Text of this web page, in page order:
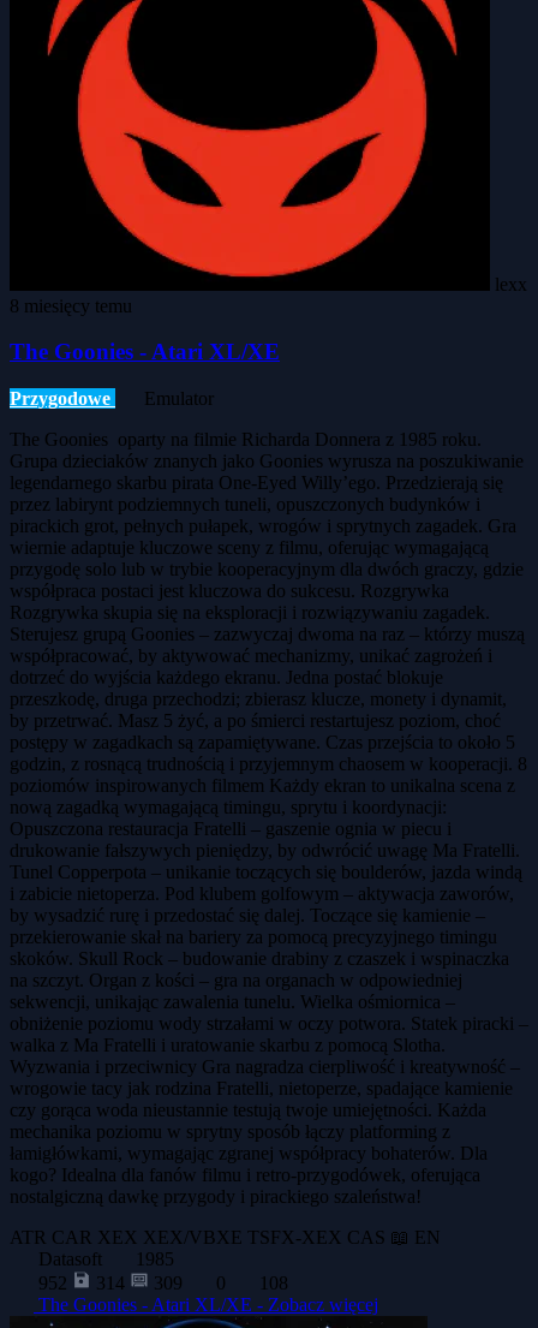
lexx
8 miesięcy temu
The Goonies - Atari XL/XE
Przygodowe
Emulator
The Goonies oparty na filmie Richarda Donnera z 1985 roku.
Grupa dzieciaków znanych jako Goonies wyrusza na poszukiwanie
legendarnego skarbu pirata One-Eyed Willy’ego. Przedzierają się
przez labirynt podziemnych tuneli, opuszczonych budynków i
pirackich grot, pełnych pułapek, wrogów i sprytnych zagadek. Gra
wiernie adaptuje kluczowe sceny z filmu, oferując wymagającą
przygodę solo lub w trybie kooperacyjnym dla dwóch graczy, gdzie
współpraca postaci jest kluczowa do sukcesu. Rozgrywka
Rozgrywka skupia się na eksploracji i rozwiązywaniu zagadek.
Sterujesz grupą Goonies – zazwyczaj dwoma na raz – którzy muszą
współpracować, by aktywować mechanizmy, unikać zagrożeń i
dotrzeć do wyjścia każdego ekranu. Jedna postać blokuje
przeszkodę, druga przechodzi; zbierasz klucze, monety i dynamit,
by przetrwać. Masz 5 żyć, a po śmierci restartujesz poziom, choć
postępy w zagadkach są zapamiętywane. Czas przejścia to około 5
godzin, z rosnącą trudnością i przyjemnym chaosem w kooperacji. 8
poziomów inspirowanych filmem Każdy ekran to unikalna scena z
nową zagadką wymagającą timingu, sprytu i koordynacji:
Opuszczona restauracja Fratelli – gaszenie ognia w piecu i
drukowanie fałszywych pieniędzy, by odwrócić uwagę Ma Fratelli.
Tunel Copperpota – unikanie toczących się boulderów, jazda windą
i zabicie nietoperza. Pod klubem golfowym – aktywacja zaworów,
by wysadzić rurę i przedostać się dalej. Toczące się kamienie –
przekierowanie skał na bariery za pomocą precyzyjnego timingu
skoków. Skull Rock – budowanie drabiny z czaszek i wspinaczka
na szczyt. Organ z kości – gra na organach w odpowiedniej
sekwencji, unikając zawalenia tunelu. Wielka ośmiornica –
obniżenie poziomu wody strzałami w oczy potwora. Statek piracki –
walka z Ma Fratelli i uratowanie skarbu z pomocą Slotha.
Wyzwania i przeciwnicy Gra nagradza cierpliwość i kreatywność –
wrogowie tacy jak rodzina Fratelli, nietoperze, spadające kamienie
czy gorąca woda nieustannie testują twoje umiejętności. Każda
mechanika poziomu w sprytny sposób łączy platforming z
łamigłówkami, wymagając zgranej współpracy bohaterów. Dla
kogo? Idealna dla fanów filmu i retro-przygodówek, oferująca
nostalgiczną dawkę przygody i pirackiego szaleństwa!
ATR CAR XEX XEX/VBXE TSFX-XEX CAS 📖 EN
Datasoft
1985
952
314 309 0
108
The Goonies - Atari XL/XE - Zobacz więcej